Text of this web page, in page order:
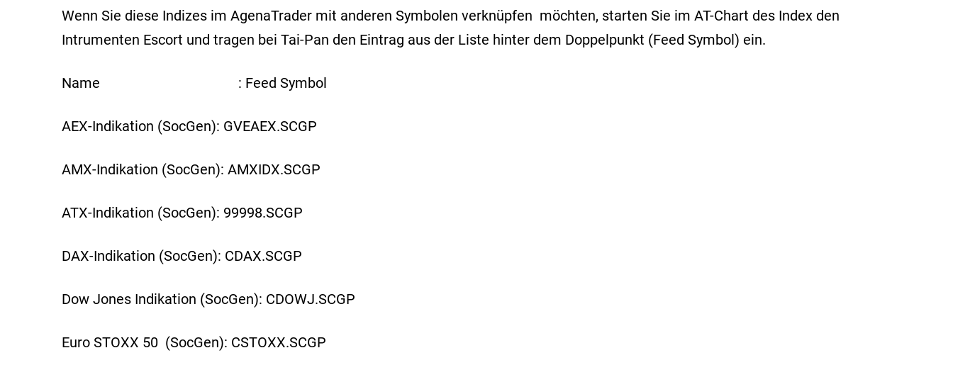
Wenn Sie diese Indizes im AgenaTrader mit anderen Symbolen verknüpfen möchten, starten Sie im AT-Chart des Index den
Intrumenten Escort und tragen bei Tai-Pan den Eintrag aus der Liste hinter dem Doppelpunkt (Feed Symbol) ein.
Name : Feed Symbol
AEX-Indikation (SocGen): GVEAEX.SCGP
AMX-Indikation (SocGen): AMXIDX.SCGP
ATX-Indikation (SocGen): 99998.SCGP
DAX-Indikation (SocGen): CDAX.SCGP
Dow Jones Indikation (SocGen): CDOWJ.SCGP
Euro STOXX 50 (SocGen): CSTOXX.SCGP